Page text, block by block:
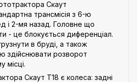
Скаут
трансмісія з 6-ю
і 2-мя назад. Головне що
- це блокується диференціал.
в бруді, а також
здійснювати розворот
місці.
Скаут Т18 є колеса: задні